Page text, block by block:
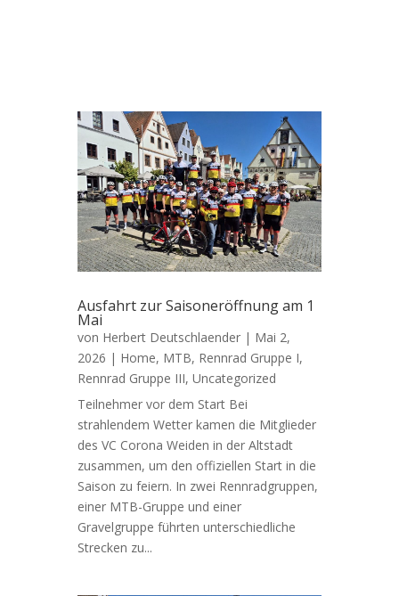
Ausfahrt zur Saisoneröffnung am 1
Mai
von Herbert Deutschlaender | Mai 2,
2026 | Home, MTB, Rennrad Gruppe I,
Rennrad Gruppe III,Uncategorized
Teilnehmer vor dem Start Bei
strahlendem Wetter kamen die Mitglieder
des VC Corona Weiden in der Altstadt
zusammen, um den offiziellen Start in die
Saison zu feiern. In zwei Rennradgruppen,
einer MTB-Gruppe und einer
Gravelgruppe führten unterschiedliche
Strecken zu...